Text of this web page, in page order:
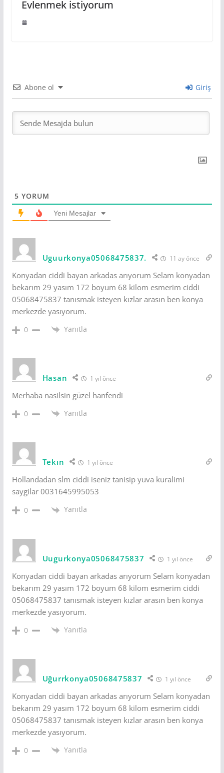
Evlenmek istiyorum
Abone ol Giriş
5 YORUM
Yeni Mesajlar
Uguurkonya05068475837. 11 ay önce
Konyadan ciddi bayan arkadas arıyorum Selam konyadan
bekarım 29 yasım 172 boyum 68 kilom esmerim ciddi
05068475837 tanısmak isteyen kızlar arasın ben konya
merkezde yasıyorum.
0 Yanıtla
Hasan 1 yıl önce
Merhaba nasilsin güzel hanfendi
0 Yanıtla
Tekın 1 yıl önce
Hollandadan slm ciddi iseniz tanisip yuva kuralimi
saygilar 0031645995053
0 Yanıtla
Uugurkonya05068475837 1 yıl önce
Konyadan ciddi bayan arkadas arıyorum Selam konyadan
bekarım 29 yasım 172 boyum 68 kilom esmerim ciddi
05068475837 tanısmak isteyen kızlar arasın ben konya
merkezde yasıyorum.
0 Yanıtla
Uğurrkonya05068475837 1 yıl önce
Konyadan ciddi bayan arkadas arıyorum Selam konyadan
bekarım 29 yasım 172 boyum 68 kilom esmerim ciddi
05068475837 tanısmak isteyen kızlar arasın ben konya
merkezde yasıyorum.
0 Yanıtla